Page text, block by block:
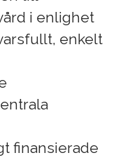
i enlighet
enkelt
finansierade